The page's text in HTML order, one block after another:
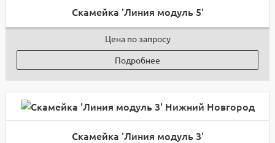
Скамейка 'Линия модуль 5'
Цена по запросу
Подробнее
Скамейка 'Линия модуль 3'